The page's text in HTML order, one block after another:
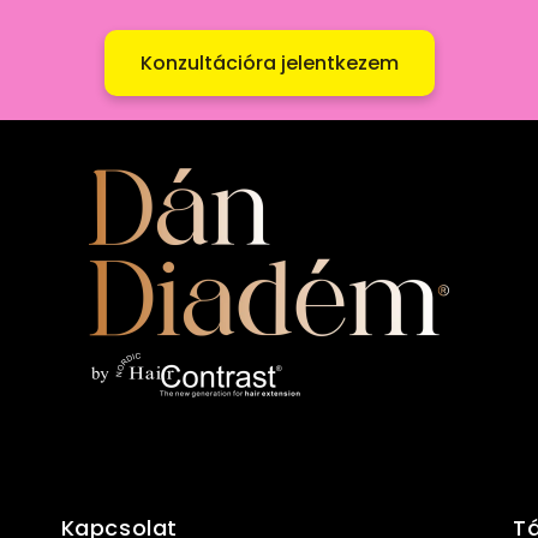
Konzultációra jelentkezem
Kapcsolat